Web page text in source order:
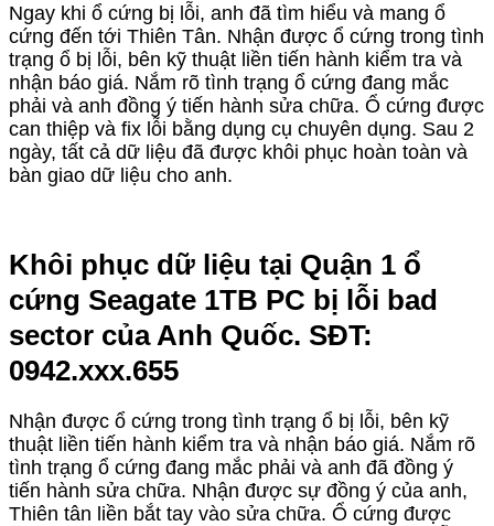
Ngay khi ổ cứng bị lỗi, anh đã tìm hiểu và mang ổ
cứng đến tới Thiên Tân. Nhận được ổ cứng trong tình
trạng ổ bị lỗi, bên kỹ thuật liền tiến hành kiểm tra và
nhận báo giá. Nắm rõ tình trạng ổ cứng đang mắc
phải và anh đồng ý tiến hành sửa chữa. Ổ cứng được
can thiệp và fix lỗi bằng dụng cụ chuyên dụng. Sau 2
ngày, tất cả dữ liệu đã được khôi phục hoàn toàn và
bàn giao dữ liệu cho anh.
Khôi phục dữ liệu tại Quận 1 ổ
cứng Seagate 1TB PC bị lỗi bad
sector của Anh Quốc. SĐT:
0942.xxx.655
Nhận được ổ cứng trong tình trạng ổ bị lỗi, bên kỹ
thuật liền tiến hành kiểm tra và nhận báo giá. Nắm rõ
tình trạng ổ cứng đang mắc phải và anh đã đồng ý
tiến hành sửa chữa. Nhận được sự đồng ý của anh,
Thiên tân liền bắt tay vào sửa chữa. Ổ cứng được